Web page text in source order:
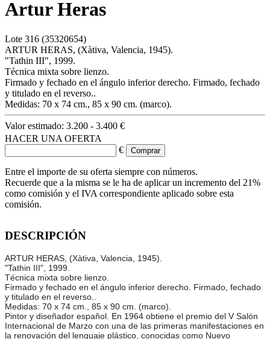
Artur Heras
Lote 316 (35320654)
ARTUR HERAS, (Xàtiva, Valencia, 1945).
"Tathin III", 1999.
Técnica mixta sobre lienzo.
Firmado y fechado en el ángulo inferior derecho. Firmado, fechado
y titulado en el reverso..
Medidas: 70 x 74 cm., 85 x 90 cm. (marco).
Valor estimado: 3.200 - 3.400 €
HACER UNA OFERTA
€
Entre el importe de su oferta siempre con números.
Recuerde que a la misma se le ha de aplicar un incremento del 21%
como comisión y el IVA correspondiente aplicado sobre esta
comisión.
DESCRIPCIÓN
ARTUR HERAS, (Xàtiva, Valencia, 1945).
"Tathin III", 1999.
Técnica mixta sobre lienzo.
Firmado y fechado en el ángulo inferior derecho. Firmado, fechado
y titulado en el reverso..
Medidas: 70 x 74 cm., 85 x 90 cm. (marco).
Pintor y diseñador español. En 1964 obtiene el premio del V Salón
Internacional de Marzo con una de las primeras manifestaciones en
la renovación del lenguaje plástico, conocidas como Nuevo